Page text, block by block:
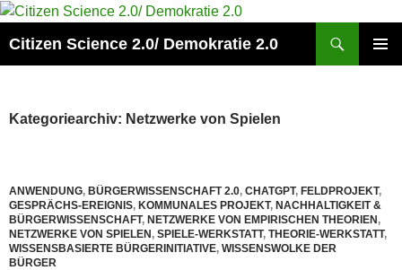
Zum
springen
Citizen Science 2.0/ Demokratie 2.0
Kategoriearchiv: Netzwerke von Spielen
ANWENDUNG, BÜRGERWISSENSCHAFT 2.0, CHATGPT, FELDPROJEKT,
GESPRÄCHS-EREIGNIS, KOMMUNALES PROJEKT, NACHHALTIGKEIT &
BÜRGERWISSENSCHAFT, NETZWERKE VON EMPIRISCHEN THEORIEN,
NETZWERKE VON SPIELEN, SPIELE-WERKSTATT, THEORIE-WERKSTATT,
WISSENSBASIERTE BÜRGERINITIATIVE, WISSENSWOLKE DER
BÜRGER